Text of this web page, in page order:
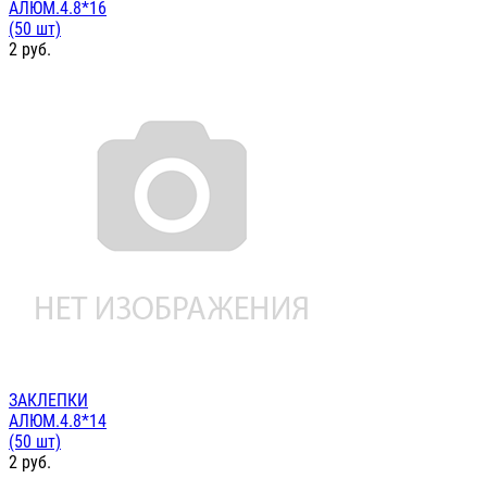
АЛЮМ.4.8*16
(50 шт)
2 руб.
ЗАКЛЕПКИ
АЛЮМ.4.8*14
(50 шт)
2 руб.